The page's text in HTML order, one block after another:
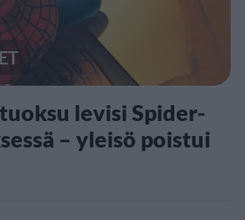
levisi Spider-
– yleisö poistui